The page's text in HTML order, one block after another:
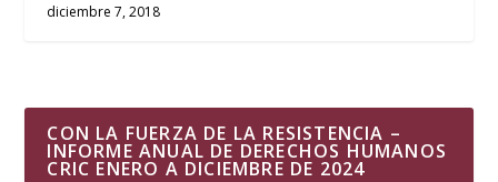
diciembre 7, 2018
CON LA FUERZA DE LA RESISTENCIA –
INFORME ANUAL DE DERECHOS HUMANOS
CRIC ENERO A DICIEMBRE DE 2024